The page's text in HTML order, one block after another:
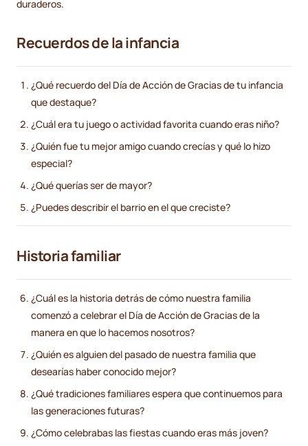
duraderos.
Recuerdos de la infancia
¿Qué recuerdo del Día de Acción de Gracias de tu infancia
que destaque?
¿Cuál era tu juego o actividad favorita cuando eras niño?
¿Quién fue tu mejor amigo cuando crecías y qué lo hizo
especial?
¿Qué querías ser de mayor?
¿Puedes describir el barrio en el que creciste?
Historia familiar
¿Cuál es la historia detrás de cómo nuestra familia
comenzó a celebrar el Día de Acción de Gracias de la
manera en que lo hacemos nosotros?
¿Quién es alguien del pasado de nuestra familia que
desearías haber conocido mejor?
¿Qué tradiciones familiares espera que continuemos para
las generaciones futuras?
¿Cómo celebrabas las fiestas cuando eras más joven?